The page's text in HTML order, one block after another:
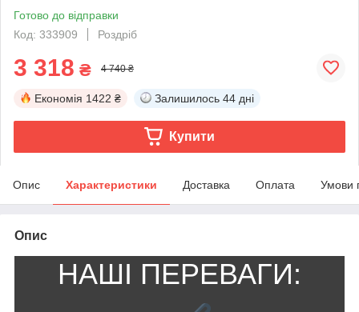
Готово до відправки
Код: 333909
Роздріб
3 318 ₴ 4 740 ₴
Економія 1422 ₴ Залишилось 44 дні
Купити
Опис Характеристики Доставка Оплата Умови
Опис
НАШІ ПЕРЕВАГИ: